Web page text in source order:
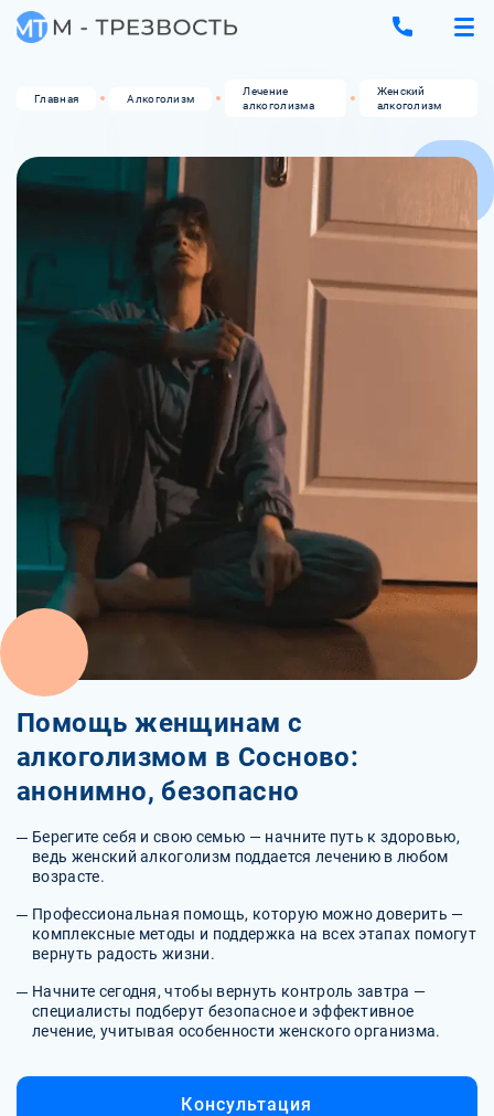
Главная Алкоголизм
Лечение
алкоголизма
Женский
алкоголизм
Помощь женщинам с
алкоголизмом в Сосново:
анонимно, безопасно
Берегите себя и свою семью — начните путь к здоровью,
ведь женский алкоголизм поддается лечению в любом
возрасте.
Профессиональная помощь, которую можно доверить —
комплексные методы и поддержка на всех этапах помогут
вернуть радость жизни.
Начните сегодня, чтобы вернуть контроль завтра —
специалисты подберут безопасное и эффективное
лечение, учитывая особенности женского организма.
Консультация